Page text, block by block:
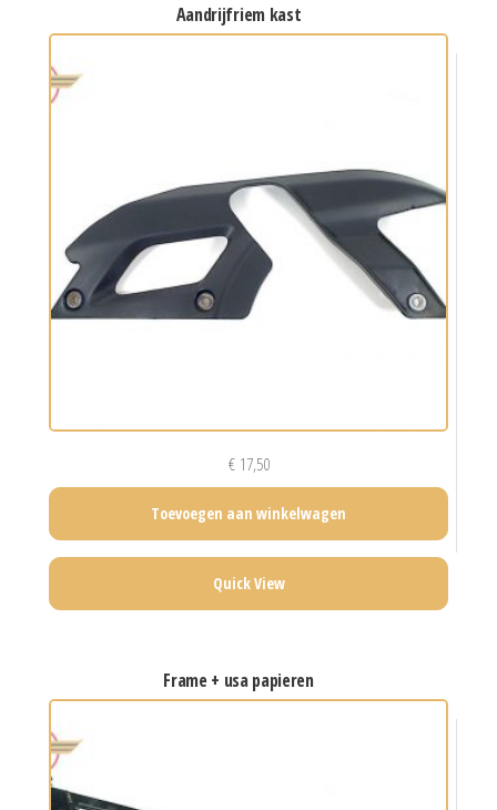
aandrijfriem kast
€17,50
Toevoegen aan winkelwagen
Quick View
frame + usa papieren